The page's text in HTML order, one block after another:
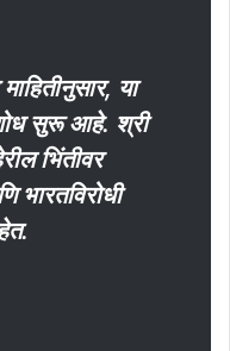
या
सुरू आहे. श्री
भिंतीवर
भारतविरोधी